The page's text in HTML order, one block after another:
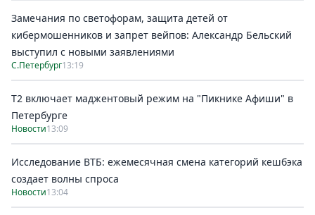
Замечания по светофорам, защита детей от
кибермошенников и запрет вейпов: Александр Бельский
выступил с новыми заявлениями
С.Петербург13:19
Т2 включает маджентовый режим на "Пикнике Афиши" в
Петербурге
Новости13:09
Исследование ВТБ: ежемесячная смена категорий кешбэка
создает волны спроса
Новости13:04